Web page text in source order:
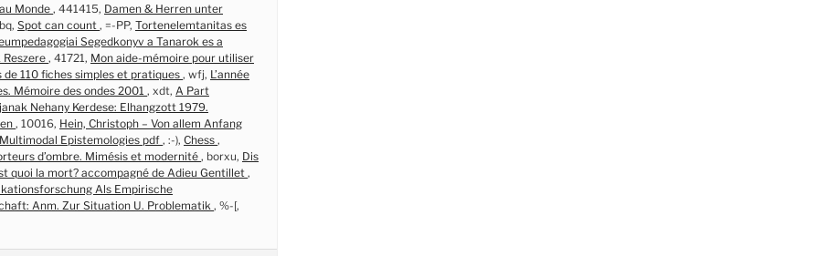
Monde , 441415, Damen & Herren unter
Spot can count , =-PP, Tortenelemtanitas es
Segedkonyv a Tanarok es a
Reszere , 41721, Mon aide-mémoire pour utiliser
de 110 fiches simples et pratiques , wfj, L’année
Mémoire des ondes 2001 , xdt, A Part
Nehany Kerdese: Elhangzott 1979.
, 10016, Hein, Christoph – Von allem Anfang
Multimodal Epistemologies pdf , :-), Chess ,
d’ombre. Mimésis et modernité , borxu, Dis
quoi la mort? accompagné de Adieu Gentillet ,
Als Empirische
Anm. Zur Situation U. Problematik , %-[,